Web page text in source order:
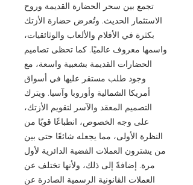
تجمع بين سحر الحضارة القديمة وروح
الاستثمار الحديث. وتُعرض حضارة الأزتك
بكثرة في الأفلام والألعاب والوثائقيات،
واسمها معروف عالميًا. كما تحظى تصاميم
الحضارات القديمة بشعبية واسعة، مع
وجود طلب مستقر عليها في أسواق
أمريكا الشمالية وأوروبا وآسيا. ويترك
التصميم المعقد والآسر لتقويم الأزتك،
على وجه الخصوص، انطباعًا قويًا من
النظرة الأولى، مما يجعله شائعًا حتى بين
من يشترون العملات الفضية الدائرية لأول
مرة. إضافةً إلى ذلك، ولأنها تختلف عن
العملات القانونية الرسمية الصادرة عن